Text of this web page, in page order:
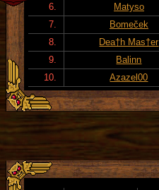
6.
Matyso
7.
Bomeček
8.
Dea†h Mas†er
9.
Balinn
10.
Azazel00